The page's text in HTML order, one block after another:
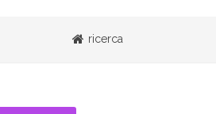
ricerca